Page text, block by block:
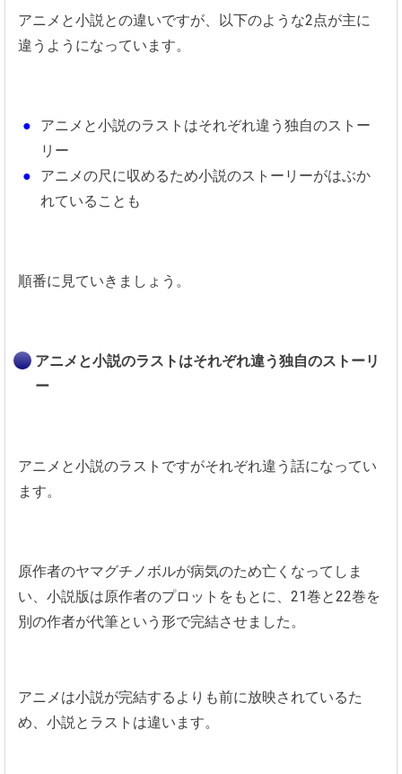
アニメと小説との違いですが、以下のような2点が主に
違うようになっています。
アニメと小説のラストはそれぞれ違う独自のストー
リー
アニメの尺に収めるため小説のストーリーがはぶか
れていることも
順番に見ていきましょう。
アニメと小説のラストはそれぞれ違う独自のストーリ
ー
アニメと小説のラストですがそれぞれ違う話になってい
ます。
原作者のヤマグチノボルが病気のため亡くなってしま
い、小説版は原作者のプロットをもとに、21巻と22巻を
別の作者が代筆という形で完結させました。
アニメは小説が完結するよりも前に放映されているた
め、小説とラストは違います。